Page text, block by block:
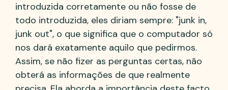
introduzida corretamente ou não fosse de
todo introduzida, eles diriam sempre: "junk in,
junk out", o que significa que o computador só
nos dará exatamente aquilo que pedirmos.
Assim, se não fizer as perguntas certas, não
obterá as informações de que realmente